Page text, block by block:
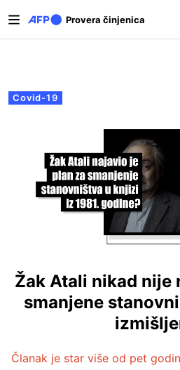
Provera činjenica
Примарни табови
Covid-19
Žak Atali nikad nije
smanjene
Članak je star više od pet